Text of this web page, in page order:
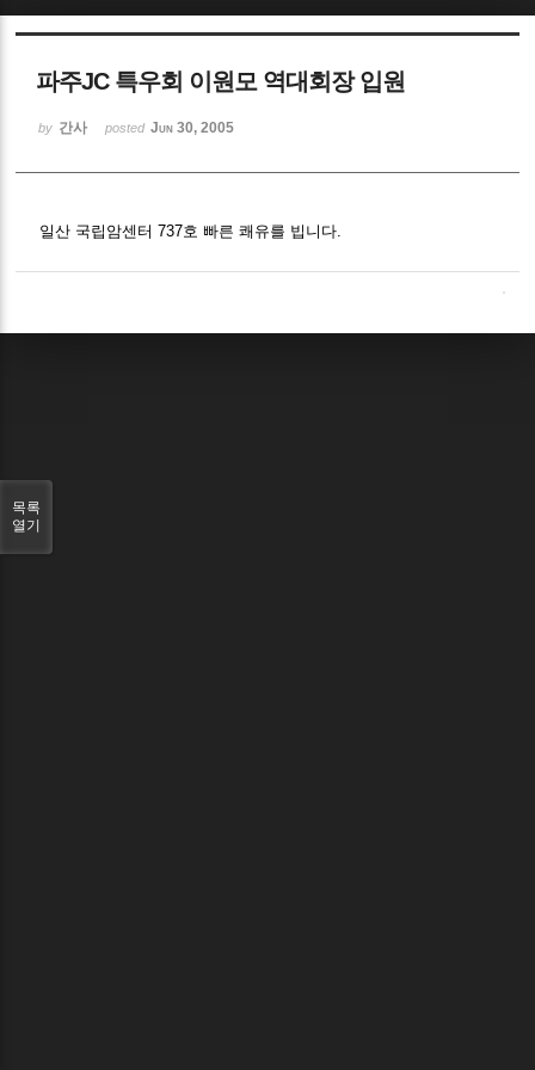
파주JC 특우회 이원모 역대회장 입원
by 간사 posted Jun 30, 2005
일산 국립암센터 737호 빠른 쾌유를 빕니다.
목록
열기
Sketchbook5, 스케치북5
Sketchbook5, 스케치북5